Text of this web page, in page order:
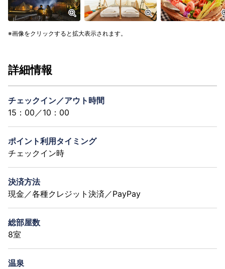
画像をクリックすると拡大表示されます。
詳細情報
チェックイン／アウト時間
15：00／10：00
ポイント利用タイミング
チェックイン時
決済方法
現金／各種クレジット決済／PayPay
総部屋数
8室
温泉